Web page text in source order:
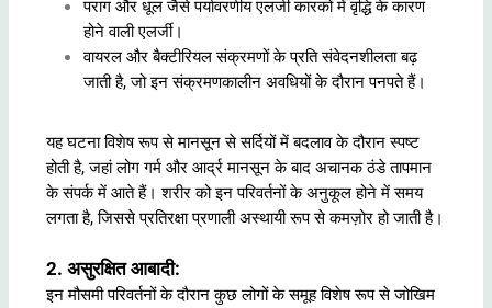
पराग और धूल जैसे पर्यावरणीय एलर्जी कारकों में वृद्धि के कारण
होने वाली एलर्जी।
वायरल और बैक्टीरियल संक्रमणों के प्रति संवेदनशीलता बढ़
जाती है, जो इन संक्रमणकालीन अवधियों के दौरान पनपते हैं।
यह घटना विशेष रूप से मानसून से सर्दियों में बदलाव के दौरान स्पष्ट
होती है, जहां लोग गर्म और आर्द्र मानसून के बाद अचानक ठंडे तापमान
के संपर्क में आते हैं। शरीर को इन परिवर्तनों के अनुकूल होने में समय
लगता है, जिससे प्रतिरक्षा प्रणाली अस्थायी रूप से कमज़ोर हो जाती है।
2. असुरक्षित आबादी:
इन मौसमी परिवर्तनों के दौरान कुछ लोगों के समूह विशेष रूप से जोखिम